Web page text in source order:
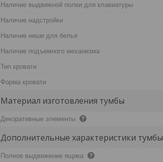
Наличие выдвижной полки для клавиатуры
Наличие надстройки
Наличие ниши для белья
Наличие подъемного механизма
Тип кровати
Форма кровати
Материал изготовления тумбы
Декоративные элементы
Дополнительные характеристики тумбы
Полное выдвижение ящика